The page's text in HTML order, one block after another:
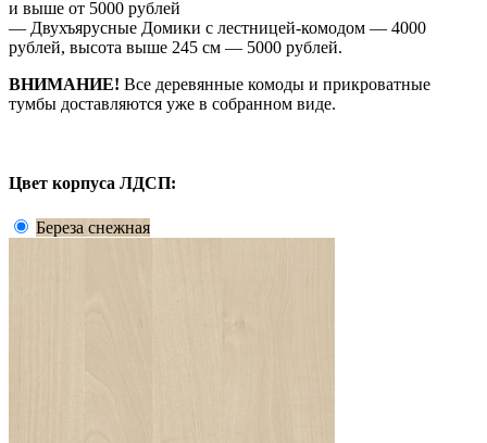
и выше от 5000 рублей
— Двухъярусные Домики с лестницей-комодом — 4000
рублей, высота выше 245 см — 5000 рублей.
ВНИМАНИЕ! Все деревянные комоды и прикроватные
тумбы доставляются уже в собранном виде.
Цвет корпуса ЛДСП:
Береза снежная